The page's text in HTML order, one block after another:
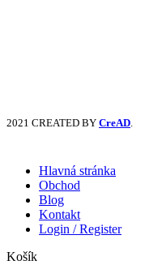
2021 CREATED BY CreAD
Hlavná stránka
Obchod
Blog
Kontakt
Login / Register
Košík